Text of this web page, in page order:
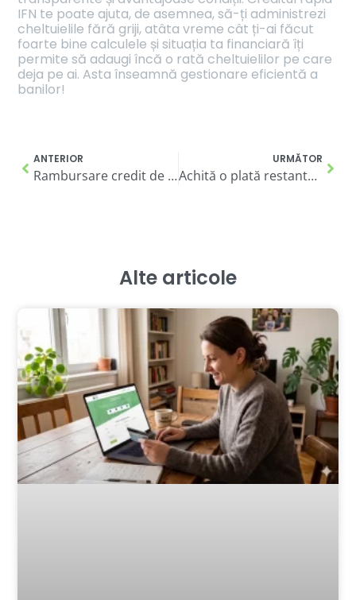
IFN te poate ajuta, de asemnea, să-ți administrezi
cheltuielile fără griji, atâta vreme cât ți-ai făcut
foarte bine calculele și situația ta financiară îți
permite să adaugi încă o rată cheltuielilor pe care
deja pe ai. Asta înseamnă gestionare eficientă a
banilor!
ANTERIOR
Rambursare credit de nevoi personale – 5 sfaturi practice de la specialiștii Birou Credite Rapide
URMĂTOR
Achită o plată restantă, renovează-ți casa sau începe un nou proiect! Ce avantaje oferă IFN-urile la accesarea unui credit online
Alte articole